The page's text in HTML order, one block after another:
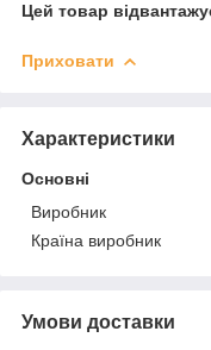
Цей товар
Приховати
Характеристики
Основні
Виробник
Країна виробник
Умови доставки